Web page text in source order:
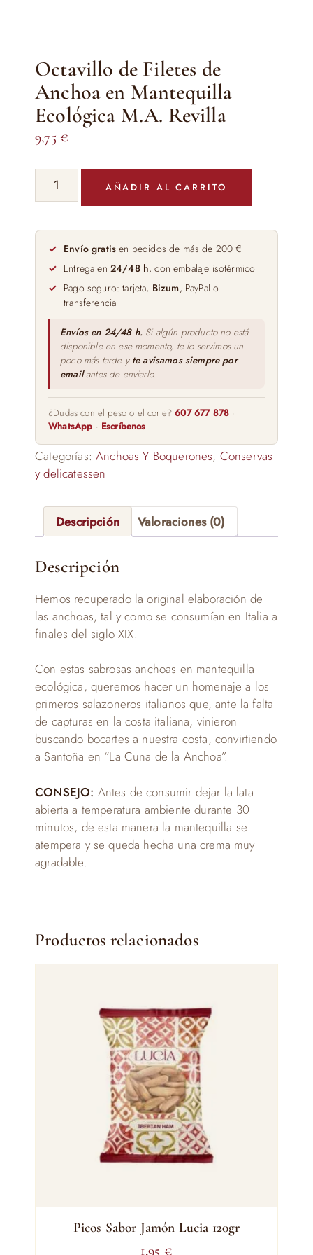
Octavillo de Filetes de
Anchoa en Mantequilla
Ecológica M.A. Revilla
9,75 €
Octavillo
de
Anchoa
Mantequilla
Ecológica
M.A.
Revilla
cantidad
AÑADIR AL CARRITO
Envío gratis en pedidos de más de 200 €
Entrega en 24/48 h, con embalaje isotérmico
Pago seguro: tarjeta, Bizum, PayPal o
transferencia
Envíos en 24/48 h. Si algún producto no está
disponible en ese momento, te lo servimos un
poco más tarde y te avisamos siempre por
emailantes de enviarlo.
¿Dudas con el peso o el corte?607 677 878 ·
WhatsApp · Escríbenos
Categorías:Anchoas Y Boquerones, Conservas
y delicatessen
Descripción Valoraciones (0)
Descripción
Hemos recuperado la original elaboración de
las anchoas, tal y como se consumían en Italia a
finales del siglo XIX.
Con estas sabrosas anchoas en mantequilla
ecológica, queremos hacer un homenaje a los
primeros salazoneros italianos que, ante la falta
de capturas en la costa italiana, vinieron
buscando bocartes a nuestra costa, convirtiendo
a Santoña en “La Cuna de la Anchoa”.
CONSEJO: Antes de consumir dejar la lata
abierta a temperatura ambiente durante 30
minutos, de esta manera la mantequilla se
atempera y se queda hecha una crema muy
agradable.
Productos relacionados
Picos Sabor Jamón Lucia 120gr
1,95 €